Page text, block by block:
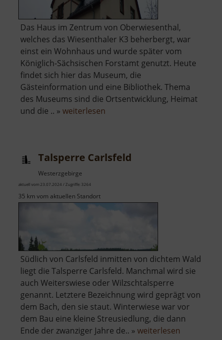
Das Haus im Zentrum von Oberwiesenthal,
welches das Wiesenthaler K3 beherbergt, war
einst ein Wohnhaus und wurde später vom
Königlich-Sächsischen Forstamt genutzt. Heute
findet sich hier das Museum, die
Gästeinformation und eine Bibliothek. Thema
des Museums sind die Ortsentwicklung, Heimat
und die .. » weiterlesen
Talsperre Carlsfeld
Westerzgebirge
aktuell vom 23.07.2024 / Zugriffe: 3264
35 km vom aktuellen Standort
Südlich von Carlsfeld inmitten von dichtem Wald
liegt die Talsperre Carlsfeld. Manchmal wird sie
auch Weiterswiese oder Wilzschtalsperre
genannt. Letztere Bezeichnung wird geprägt von
dem Bach, den sie staut. Winterwiese war vor
dem Bau eine kleine Streusiedlung, die dann
Ende der zwanziger Jahre de.. » weiterlesen